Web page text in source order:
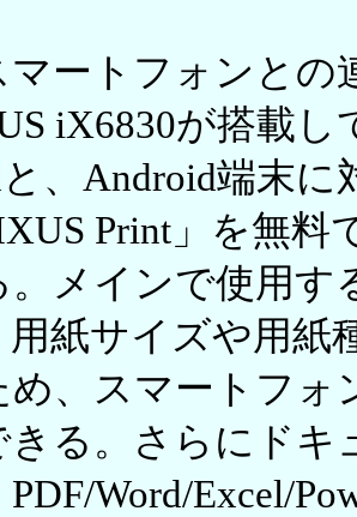
ートフォンとの
iX6830が搭載し
と、Android端末
Print」を無
。メインで使用す
用紙サイズや用紙
め、スマートフォ
きる。さらにドキ
PDF/Word/Excel/